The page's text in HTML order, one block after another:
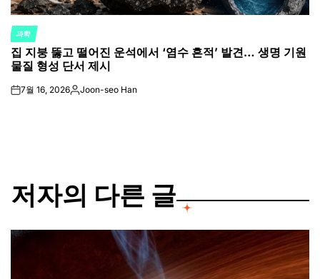
POSTED
IN
과학
집 지붕 뚫고 떨어진 운석에서 ‘염수 흔적’ 발견… 생명 기원
물질 형성 단서 제시
on7월 16, 2026Posted
Joon-seo Han
저자의 다른 글